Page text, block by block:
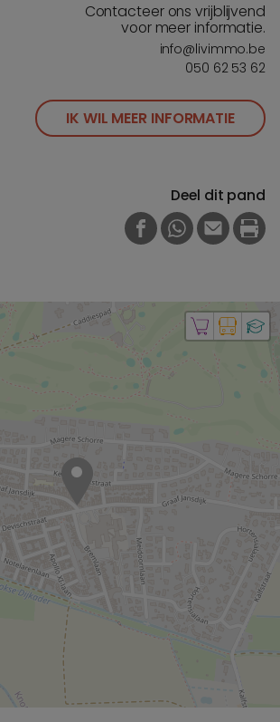
Contacteer ons vrijblijvend
voor meer informatie.
info@livimmo.be
050 62 53 62
IK WIL MEER INFORMATIE
Deel dit pand
FACEBOOK
WHATSAPP
E-MAIL